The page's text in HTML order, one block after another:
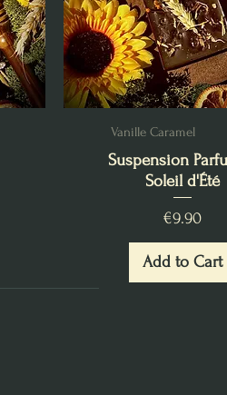
Vanille Caramel
Suspension
Soleil d'Été
Price
€9.90
Add to Cart